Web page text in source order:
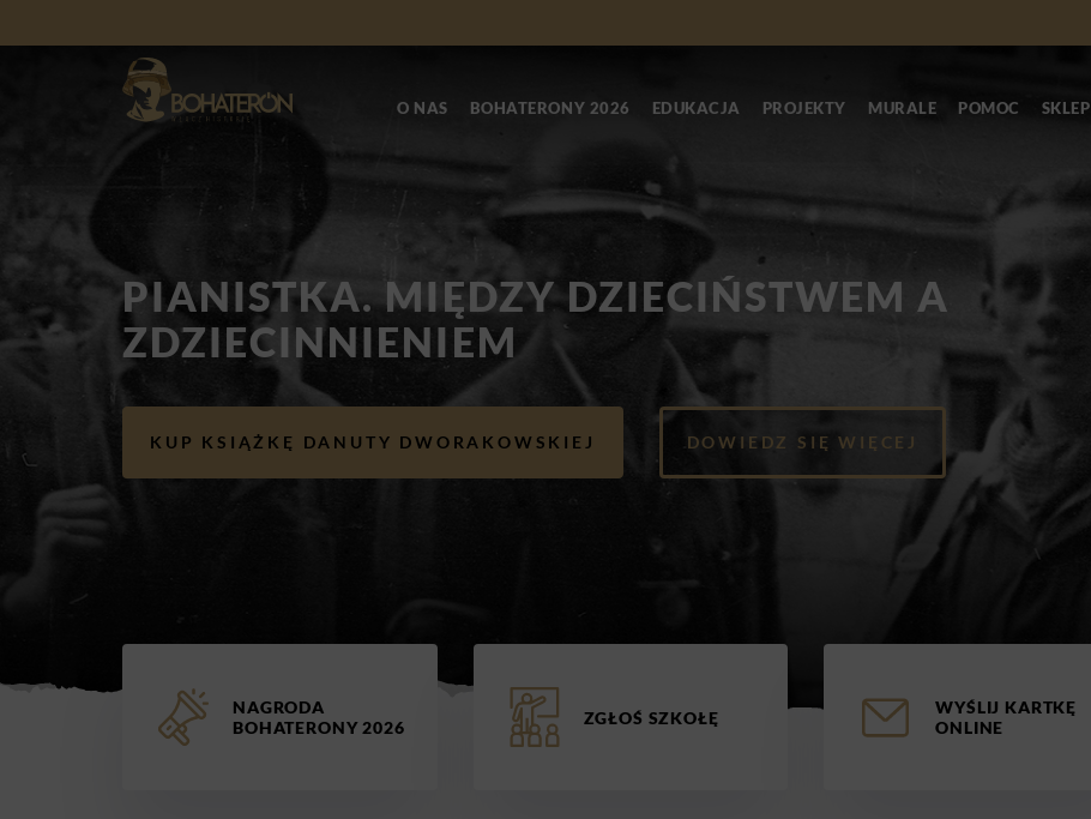
O NAS BOHATERONY 2026 EDUKACJA PROJEKTY MURALE POMOC SKLEP
PIANISTKA. MIĘDZY DZIECIŃSTWEM A
ZDZIECINNIENIEM
KUP KSIĄŻKĘ DANUTY DWORAKOWSKIEJ DOWIEDZ SIĘ WIĘCEJ
NAGRODA
BOHATERONY 2026
ZGŁOŚ SZKOŁĘ
WYŚLIJ KARTKĘ
ONLINE